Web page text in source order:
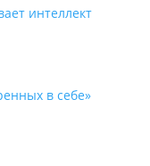
интеллект
в себе»